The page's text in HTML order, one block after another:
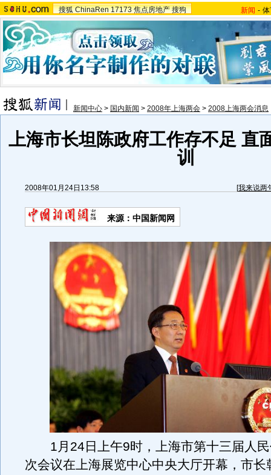
搜狐 ChinaRen 17173 焦点房地产 搜狗 新闻 -
新闻中心 > 国内新闻 > 2008年上海两会 > 2008上海两会消息
上海市长坦陈政府工作存不足 直
训
2008年01月24日13:58 [我来说两
来源：中国新闻网
1月24日上午9时，上海市第十三届人民
次会议在上海展览中心中央大厅开幕，市长